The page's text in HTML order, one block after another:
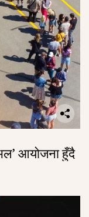
आयोजना हुँदै